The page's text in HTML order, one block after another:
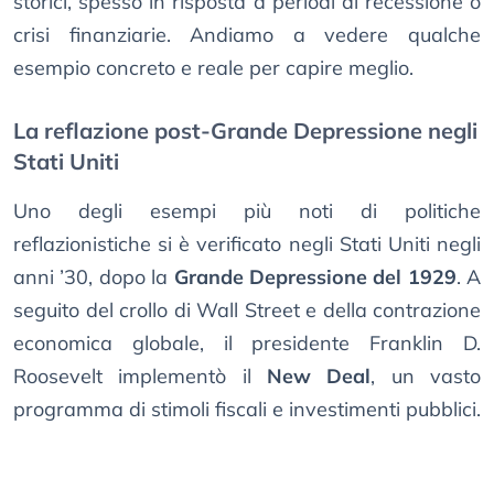
crisi finanziarie. Andiamo a vedere qualche
esempio concreto e reale per capire meglio.
La reflazione post-Grande Depressione negli
Stati Uniti
Uno degli esempi più noti di politiche
reflazionistiche si è verificato negli Stati Uniti negli
anni ’30, dopo la Grande Depressione del 1929. A
seguito del crollo di Wall Street e della contrazione
economica globale, il presidente Franklin D.
Roosevelt implementò il New Deal, un vasto
programma di stimoli fiscali e investimenti pubblici.